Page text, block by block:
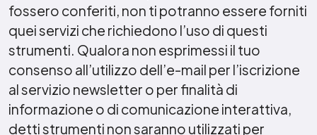
fossero conferiti, non ti potranno essere forniti
quei servizi che richiedono l’uso di questi
strumenti. Qualora non esprimessi il tuo
consenso all’utilizzo dell’e-mail per l’iscrizione
al servizio newsletter o per finalità di
informazione o di comunicazione interattiva,
detti strumenti non saranno utilizzati per